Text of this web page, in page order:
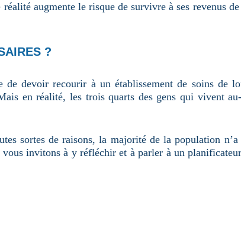
réalité augmente le risque de survivre à ses revenus
?
de devoir recourir à un établissement de soins de
en réalité, les trois quarts des gens qui vivent
sortes de raisons, la majorité de la population
invitons à y réfléchir et à parler à un